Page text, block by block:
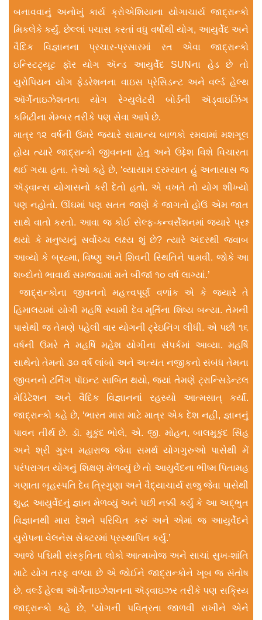
બનાવવાનું અનોખું કાર્ય ક્રોએશિયાના યોગાચાર્ય જાદ્રાન્કો
મિકલેકે કર્યું. છેલ્લાં પચાસ કરતાં વધુ વર્ષોથી યોગ, આયુર્વેદ અને
વૈદિક વિજ્ઞાનના પ્રચાર-પ્રસારમાં રત એવા જાદ્રાન્કો
ઇન્સ્ટિટ્યૂટ ફૉર યોગ ઍન્ડ આયુર્વેદ SUNના હેડ છે તો
યુરોપિયન યોગ ફેડરેશનના વાઇસ પ્રેસિડન્ટ અને વર્લ્ડ હેલ્થ
ઑર્ગેનાઇઝેશનના યોગ રેગ્યુલેટરી બોર્ડની ઍડ્વાઇઝ‌િંગ
કમિટીના મેમ્બર તરીકે પણ સેવા આપે છે.
માત્ર ૧૨ વર્ષની ઉંમરે જ્યારે સામાન્ય બાળકો રમવામાં મશગૂલ
હોય ત્યારે જાદ્રાન્કો જીવનના હેતુ અને ઉદ્દેશ વિશે વિચારતા
થઈ ગયા હતા. તેઓ કહે છે, ‘વ્યાયામ દરમ્યાન હું અનાયાસ જ
ઍડ્વાન્સ યોગાસનો કરી દેતો હતો. એ વખતે તો યોગ શીખ્યો
પણ નહોતો. ઊંઘમાં પણ સતત જાણે કે જાગતો હોઉં એમ જાત
સાથે વાતો કરતો. આવા જ કોઈ સેલ્ફ-કન્વર્સેશનમાં જ્યારે પ્રશ્ન
થયો કે મનુષ્યનું સર્વોચ્ચ લક્ષ્ય શું છે? ત્યારે અંદરથી જવાબ
આવ્યો કે બ્રહ્મા, વિષ્ણુ અને શિવની સ્થિતિને પામવી. જોકે આ
શબ્દોનો ભાવાર્થ સમજવામાં મને બીજાં ૧૦ વર્ષ લાગ્યાં.’
જાદ્રાન્કોના જીવનનો મહત્ત્વપૂર્ણ વળાંક એ કે જ્યારે તે
હિમાલયમાં યોગી મહર્ષિ સ્વામી દેવ મૂર્તિના શિષ્ય બન્યા. તેમની
પાસેથી જ તેમણે પહેલી વાર યોગની ટ્રેઇનિંગ લીધી. એ પછી ૧૬
વર્ષની ઉંમરે તે મહર્ષિ મહેશ યોગીના સંપર્કમાં આવ્યા. મહર્ષિ
સાથેનો તેમનો ૩૦ વર્ષ લાંબો અને અત્યંત નજીકનો સંબંધ તેમના
જીવનનો ટર્નિંગ પૉઇન્ટ સાબિત થયો, જ્યાં તેમણે ટ્રાન્સિડેન્ટલ
મેડિટેશન અને વૈદિક વિજ્ઞાનનાં રહસ્યો આત્મસાત્ કર્યાં.
જાદ્રાન્કો કહે છે, ‘ભારત મારા માટે માત્ર એક દેશ નહીં, જ્ઞાનનું
પાવન તીર્થ છે. ડૉ. મુકુંદ ભોલે, એ. જી. મોહન, બાલમુકુંદ સિંહ
અને શ્રી ગુરવ મહારાજ જેવા સમર્થ યોગગુરુઓ પાસેથી મેં
પરંપરાગત યોગનું શિક્ષણ મેળવ્યું છે તો આયુર્વેદના ભીષ્મ પિતામહ
ગણાતા બૃહસ્પતિ દેવ ત્રિગુણા અને વૈદ્યાચાર્ય રાજુ જેવા પાસેથી
શુદ્ધ આયુર્વેદનું જ્ઞાન મેળવ્યું અને પછી નક્કી કર્યું કે આ અદ્ભુત
વિજ્ઞાનથી મારા દેશને પરિચિત કરું અને એમાં જ આયુર્વેદને
યુરોપના વેલનેસ સેક્ટરમાં પ્રસ્થાપિત કર્યું.’
આજે પશ્ચિમી સંસ્કૃતિના લોકો આત્મખોજ અને સાચાં સુખ-શાંતિ
માટે યોગ તરફ વળ્યા છે એ જોઈને જાદ્રાન્કોને ખૂબ જ સંતોષ
છે. વર્લ્ડ હેલ્થ ઑર્ગેનાઇઝેશનના ઍડ્વાઇઝર તરીકે પણ સક્રિય
જાદ્રાન્કો કહે છે, ‘યોગની પવિત્રતા જાળવી રાખીને એને